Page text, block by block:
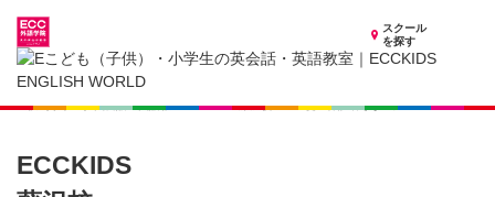
スクール
を探す
神奈川県の子供英会話・英語教室
子供（小学生）英会話・英語教室 ECCKIDS 藤沢校
生徒・保護者さまの声
ECCKIDS